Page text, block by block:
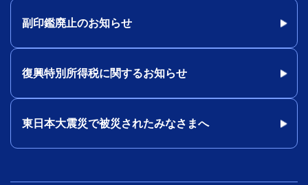
副印鑑廃止のお知らせ
復興特別所得税に関するお知らせ
東日本大震災で被災されたみなさまへ